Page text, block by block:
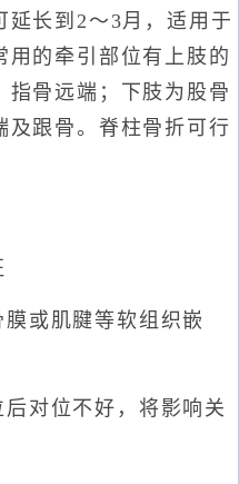
延长到2～3月，适用于
用的牵引部位有上肢的
指骨远端；下肢为股骨
及跟骨。脊柱骨折可行
或肌腱等软组织嵌
对位不好，将影响关